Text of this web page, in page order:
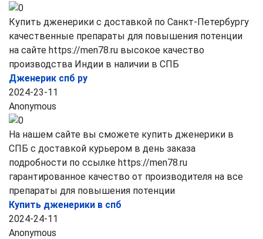
Купить дженерики с доставкой по Санкт-Петербургу
качественные препараты для повышения потенции
на сайте https://men78.ru высокое качество
производства Индии в наличии в СПБ
Дженерик спб ру
2024-23-11
Anonymous
На нашем сайте вы сможете купить дженерики в
СПБ с доставкой курьером в день заказа
подробности по ссылке https://men78.ru
гарантированное качество от производителя на все
препараты для повышения потенции
Купить дженерики в спб
2024-24-11
Anonymous